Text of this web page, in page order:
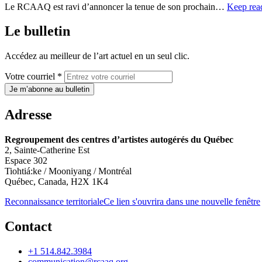
Le RCAAQ est ravi d’annoncer la tenue de son prochain… Keep
Le bulletin
Accédez au meilleur de l’art actuel en un seul clic.
Votre courriel *
Je m’abonne au bulletin
Adresse
Regroupement des centres d’artistes autogérés du Québec
2, Sainte-Catherine Est
Espace 302
Tiohtiá:ke / Mooniyang / Montréal
Québec, Canada, H2X 1K4
Reconnaissance territorialeCe lien s'ouvrira dans une nouvelle fenêtre
Contact
+1 514.842.3984